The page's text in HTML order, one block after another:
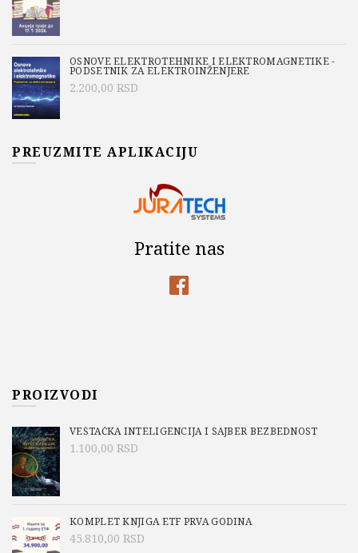
OSNOVE ELEKTROTEHNIKE I ELEKTROMAGNETIKE -
PODSETNIK ZA ELEKTROINŽENJERE
2.200,00 RSD
PREUZMITE APLIKACIJU
Pratite nas
PROIZVODI
VEŠTAČKA INTELIGENCIJA I SAJBER BEZBEDNOST
1.100,00 RSD
KOMPLET KNJIGA ETF PRVA GODINA
45.810,00 RSD